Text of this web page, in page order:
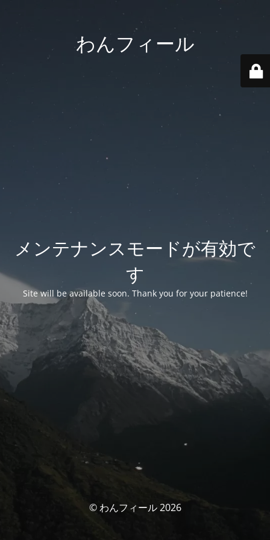
わんフィール
メンテナンスモードが有効で
す
Site will be available soon. Thank you for your patience!
© わんフィール 2026